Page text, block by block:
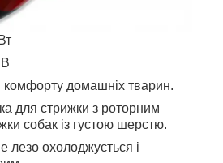
комфорту домашніх тварин.
для стрижки з роторним
собак із густою шерстю.
лезо охолоджується і